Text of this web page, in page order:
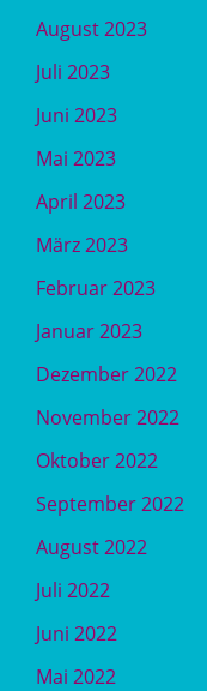
August 2023
Juli 2023
Juni 2023
Mai 2023
April 2023
März 2023
Februar 2023
Januar 2023
Dezember 2022
November 2022
Oktober 2022
September 2022
August 2022
Juli 2022
Juni 2022
Mai 2022